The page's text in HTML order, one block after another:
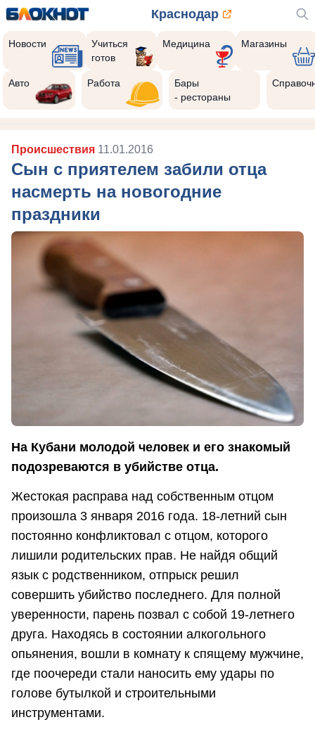
Краснодар
Новости
Учиться
готов
Медицина Магазины
Авто Работа
Бары
- рестораны
Происшествия 11.01.2016
Сын с приятелем забили отца
насмерть на новогодние
праздники
На Кубани молодой человек и его знакомый
подозреваются в убийстве отца.
Жестокая расправа над собственным отцом
произошла 3 января 2016 года. 18-летний сын
постоянно конфликтовал с отцом, которого
лишили родительских прав. Не найдя общий
язык с родственником, отпрыск решил
совершить убийство последнего. Для полной
уверенности, парень позвал с собой 19-летнего
друга. Находясь в состоянии алкогольного
опьянения, вошли в комнату к спящему мужчине,
где поочереди стали наносить ему удары по
голове бутылкой и строительными
инструментами.